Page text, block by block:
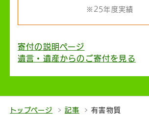
※25年度実績
寄付の説明ページ
遺言・遺産からのご寄付を見る
トップページ 記事 有害物質